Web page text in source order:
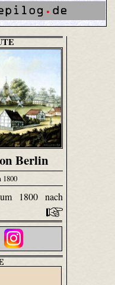
Berlin
1800
1800 nach